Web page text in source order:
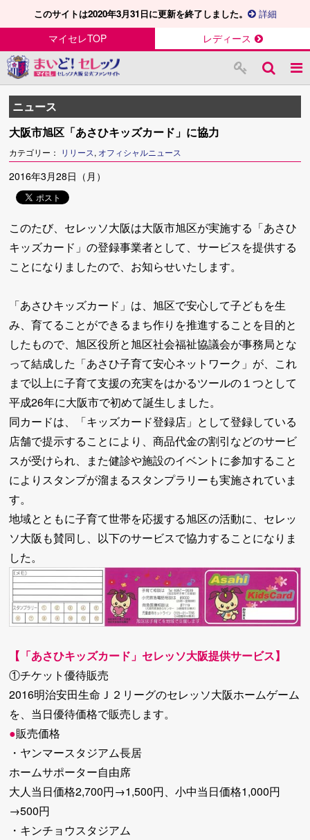
このサイトは2020年3月31日に更新を終了しました。 詳細
マイセレTOP レディース
ニュース
大阪市旭区「あさひキッズカード」に協力
カテゴリー： リリース, オフィシャルニュース
2016年3月28日（月）
このたび、セレッソ大阪は大阪市旭区が実施する「あさひ
キッズカード」の登録事業者として、サービスを提供する
ことになりましたので、お知らせいたします。
「あさひキッズカード」は、旭区で安心して子どもを生
み、育てることができるまち作りを推進することを目的と
したもので、旭区役所と旭区社会福祉協議会が事務局とな
って結成した「あさひ子育て安心ネットワーク」が、これ
まで以上に子育て支援の充実をはかるツールの１つとして
平成26年に大阪市で初めて誕生しました。
同カードは、「キッズカード登録店」として登録している
店舗で提示することにより、商品代金の割引などのサービ
スが受けられ、また健診や施設のイベントに参加すること
によりスタンプが溜まるスタンプラリーも実施されていま
す。
地域とともに子育て世帯を応援する旭区の活動に、セレッ
ソ大阪も賛同し、以下のサービスで協力することになりま
した。
【「あさひキッズカード」セレッソ大阪提供サービス】
①チケット優待販売
2016明治安田生命Ｊ２リーグのセレッソ大阪ホームゲーム
を、当日優待価格で販売します。
●販売価格
・ヤンマースタジアム長居
ホームサポーター自由席
大人当日価格2,700円→1,500円、小中当日価格1,000円
→500円
・キンチョウスタジアム